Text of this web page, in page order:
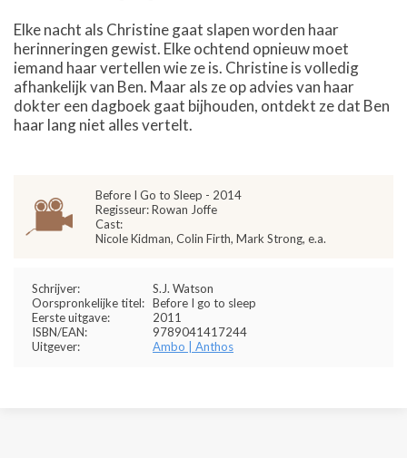
Elke nacht als Christine gaat slapen worden haar
herinneringen gewist. Elke ochtend opnieuw moet
iemand haar vertellen wie ze is. Christine is volledig
afhankelijk van Ben. Maar als ze op advies van haar
dokter een dagboek gaat bijhouden, ontdekt ze dat Ben
haar lang niet alles vertelt.
Before I Go to Sleep - 2014
Regisseur: Rowan Joffe
Cast:
Nicole Kidman, Colin Firth, Mark Strong, e.a.
Schrijver:
S.J. Watson
Oorspronkelijke titel: Before I go to sleep
Eerste uitgave:
2011
ISBN/EAN:
9789041417244
Uitgever:
Ambo | Anthos